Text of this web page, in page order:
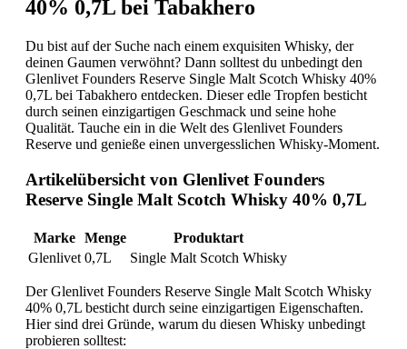
40% 0,7L bei Tabakhero
Du bist auf der Suche nach einem exquisiten Whisky, der
deinen Gaumen verwöhnt? Dann solltest du unbedingt den
Glenlivet Founders Reserve Single Malt Scotch Whisky 40%
0,7L bei Tabakhero entdecken. Dieser edle Tropfen besticht
durch seinen einzigartigen Geschmack und seine hohe
Qualität. Tauche ein in die Welt des Glenlivet Founders
Reserve und genieße einen unvergesslichen Whisky-Moment.
Artikelübersicht von Glenlivet Founders
Reserve Single Malt Scotch Whisky 40% 0,7L
Marke Menge
Produktart
Glenlivet 0,7L Single Malt Scotch Whisky
Der Glenlivet Founders Reserve Single Malt Scotch Whisky
40% 0,7L besticht durch seine einzigartigen Eigenschaften.
Hier sind drei Gründe, warum du diesen Whisky unbedingt
probieren solltest: